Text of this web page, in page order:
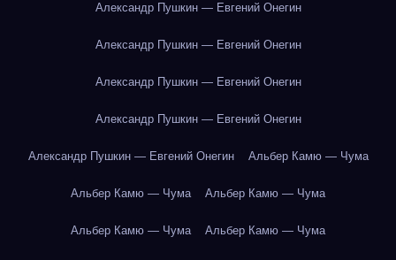
Александр Пушкин — Евгений Онегин
Александр Пушкин — Евгений Онегин
Александр Пушкин — Евгений Онегин
Александр Пушкин — Евгений Онегин
Александр Пушкин — Евгений Онегин Альбер Камю — Чума
Альбер Камю — Чума Альбер Камю — Чума
Альбер Камю — Чума Альбер Камю — Чума